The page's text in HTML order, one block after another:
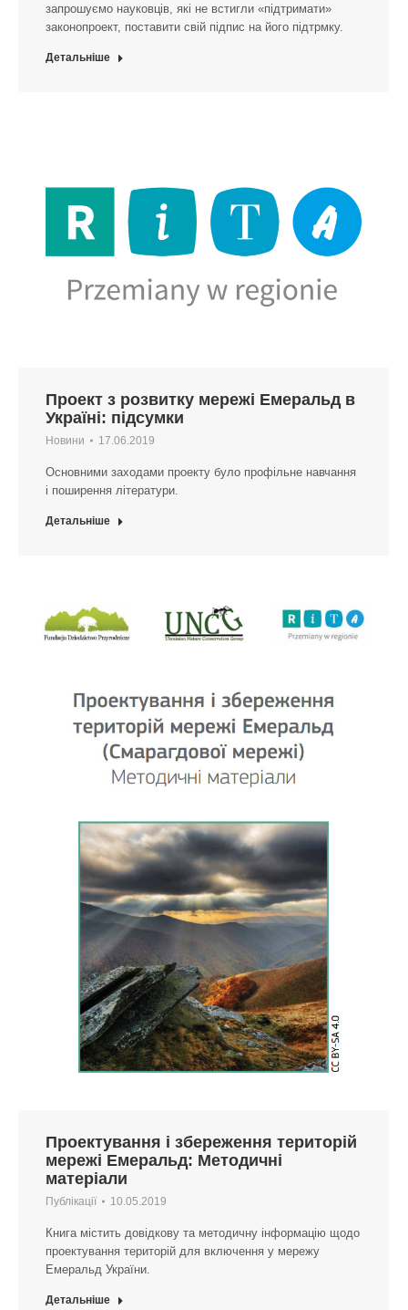
запрошуємо науковців, які не встигли «підтримати»
законопроект, поставити свій підпис на його підтрмку.
Детальніше
Проект з розвитку мережі Емеральд в
Україні: підсумки
Новини 17.06.2019
Основними заходами проекту було профільне навчання
і поширення літератури.
Детальніше
Проектування і збереження територій
мережі Емеральд: Методичні
матеріали
Публікації 10.05.2019
Книга містить довідкову та методичну інформацію щодо
проектування територій для включення у мережу
Емеральд України.
Детальніше